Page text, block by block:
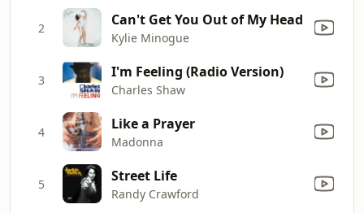
2 Can't Get You Out of My Head
Kylie Minogue
3 I'm Feeling (Radio Version)
Charles Shaw
4 Like a Prayer
Madonna
5 Street Life
Randy Crawford